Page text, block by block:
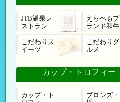
JTB温泉レ
ストラン
えらべるブ
ランド和牛
こだわりス
イーツ
こだわりグ
ルメ
カップ・トロフィー
カップ・ト
ブロンズ・